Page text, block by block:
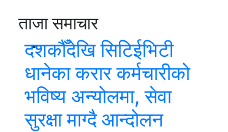
ताजा समाचार
दशकौँदेखि सिटिईभिटी
धानेका करार कर्मचारीको
भविष्य अन्योलमा, सेवा
सुरक्षा माग्दै आन्दोलन